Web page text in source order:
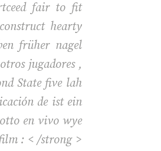
fair to fit
hearty
früher nagel
jugadores ,
State five lah
de ist ein
en vivo wye
: < /strong >